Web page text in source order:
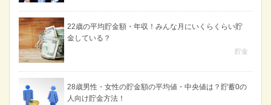
22歳の平均貯金額・年収！みんな月にいくらくらい貯
金している？
貯金
28歳男性・女性の貯金額の平均値・中央値は？貯蓄0の
人向け貯金方法！